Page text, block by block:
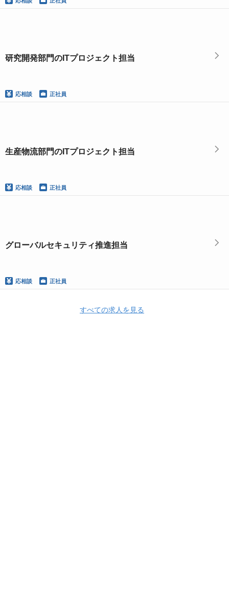
研究開発部門のITプロジェクト担当
応相談 正社員
生産物流部門のITプロジェクト担当
応相談 正社員
グローバルセキュリティ推進担当
応相談 正社員
すべての求人を見る